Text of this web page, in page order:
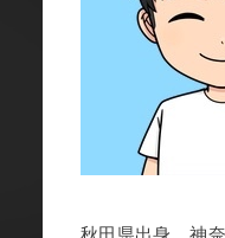
秋田県出身、神